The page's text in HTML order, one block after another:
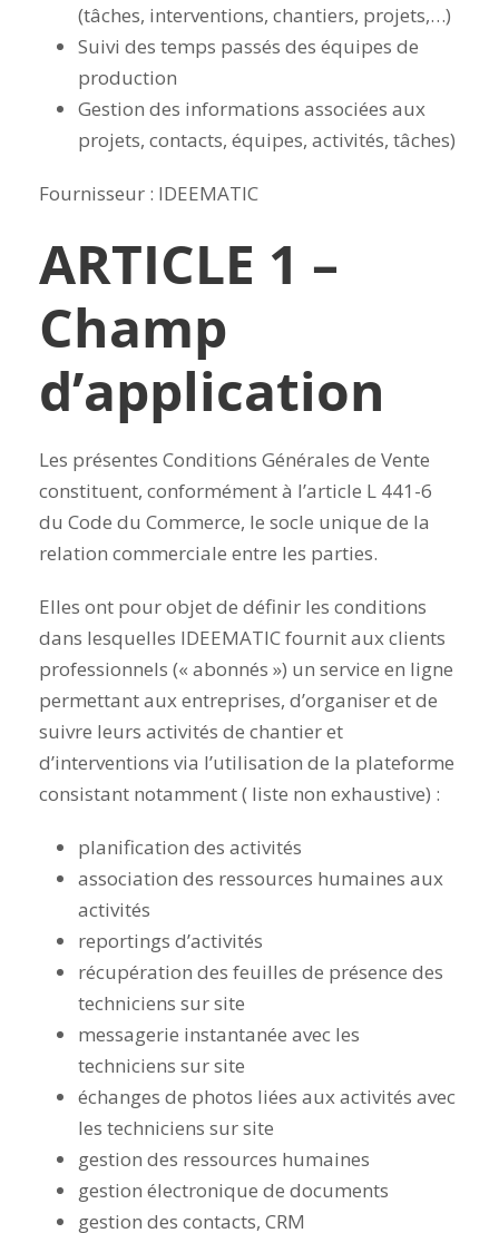
(tâches, interventions, chantiers, projets,…)
Suivi des temps passés des équipes de
production
Gestion des informations associées aux
projets, contacts, équipes, activités, tâches)
Fournisseur : IDEEMATIC
ARTICLE 1 –
Champ
d’application
Les présentes Conditions Générales de Vente
constituent, conformément à l’article L 441-6
du Code du Commerce, le socle unique de la
relation commerciale entre les parties.
Elles ont pour objet de définir les conditions
dans lesquelles IDEEMATIC fournit aux clients
professionnels (« abonnés ») un service en ligne
permettant aux entreprises, d’organiser et de
suivre leurs activités de chantier et
d’interventions via l’utilisation de la plateforme
consistant notamment ( liste non exhaustive) :
planification des activités
association des ressources humaines aux
activités
reportings d’activités
récupération des feuilles de présence des
techniciens sur site
messagerie instantanée avec les
techniciens sur site
échanges de photos liées aux activités avec
les techniciens sur site
gestion des ressources humaines
gestion électronique de documents
gestion des contacts, CRM